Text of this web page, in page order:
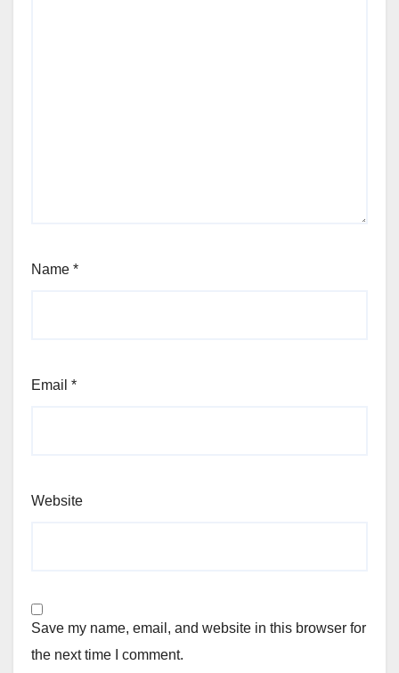
Name *
Email *
Website
Save my name, email, and website in this browser for
the next time I comment.